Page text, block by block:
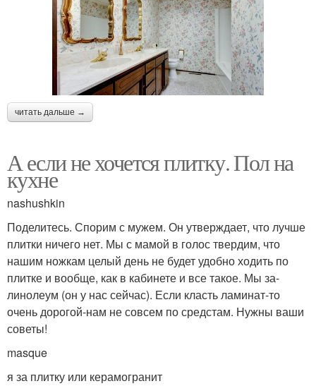
читать дальше →
А если не хочется плитку. Пол на
кухне
nashushkin
Поделитесь. Спорим с мужем. Он утверждает, что лучше
плитки ничего нет. Мы с мамой в голос твердим, что
нашим ножкам целый день не будет удобно ходить по
плитке и вообще, как в кабинете и все такое. Мы за-
линолеум (он у нас сейчас). Если класть ламинат-то
очень дорогой-нам не совсем по средстам. Нужны ваши
советы!
masque
я за плитку или керамогранит